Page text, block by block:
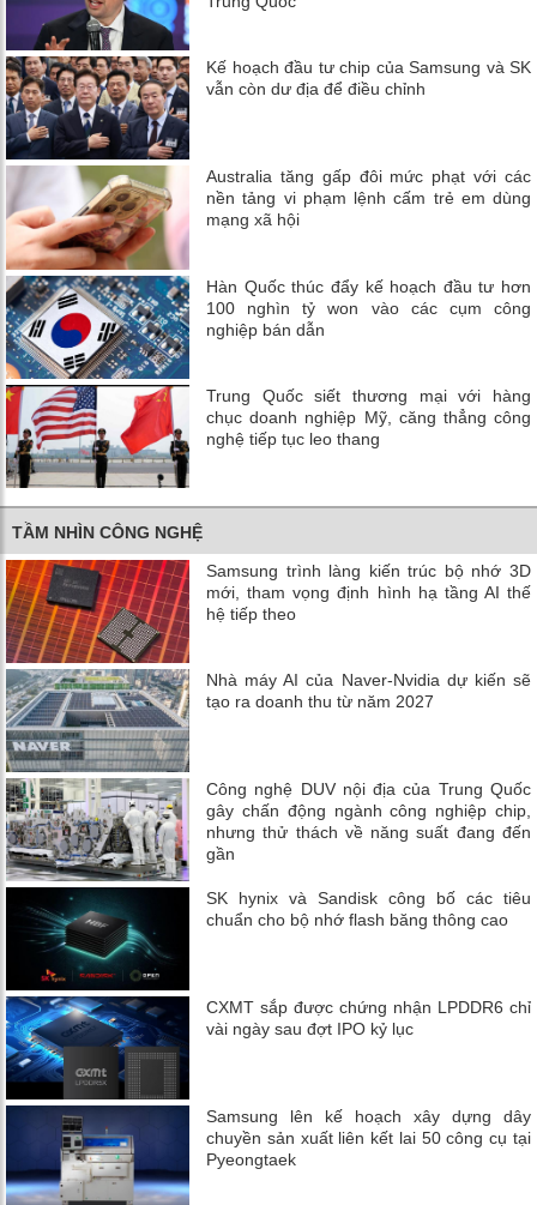
Kế hoạch đầu tư chip của Samsung và SK
vẫn còn dư địa để điều chỉnh
Australia tăng gấp đôi mức phạt với các
nền tảng vi phạm lệnh cấm trẻ em dùng
mạng xã hội
Hàn Quốc thúc đẩy kế hoạch đầu tư hơn
100 nghìn tỷ won vào các cụm công
nghiệp bán dẫn
Trung Quốc siết thương mại với hàng
chục doanh nghiệp Mỹ, căng thẳng công
nghệ tiếp tục leo thang
TẦM NHÌN CÔNG NGHỆ
Samsung trình làng kiến trúc bộ nhớ 3D
mới, tham vọng định hình hạ tầng AI thế
hệ tiếp theo
Nhà máy AI của Naver-Nvidia dự kiến ​​sẽ
tạo ra doanh thu từ năm 2027
Công nghệ DUV nội địa của Trung Quốc
gây chấn động ngành công nghiệp chip,
nhưng thử thách về năng suất đang đến
gần
SK hynix và Sandisk công bố các tiêu
chuẩn cho bộ nhớ flash băng thông cao
CXMT sắp được chứng nhận LPDDR6 chỉ
vài ngày sau đợt IPO kỷ lục
Samsung lên kế hoạch xây dựng dây
chuyền sản xuất liên kết lai 50 công cụ tại
Pyeongtaek